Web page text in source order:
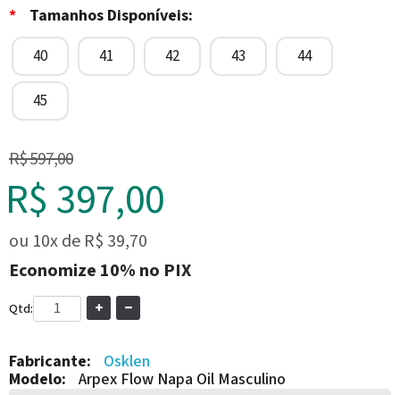
*
Tamanhos Disponíveis:
40 41 42 43 44
45
R$ 597,00
R$ 397,00
ou 10xde R$ 39,70
Economize 10% no PIX
Qtd:
Fabricante:
Osklen
Modelo: Arpex Flow Napa Oil Masculino